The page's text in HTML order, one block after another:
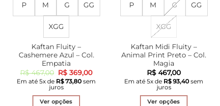
P M G GG
XGG
Kaftan Fluity –
Cashemere Azul – Col.
Empatia
R$467,00 O
preço
original
era:
R$ 467,00.
R$ 369,00O
preço
atual
Em até 5x de R$73,80 sem
juros
Ver opções
P M G GG
XGG
Kaftan Midi Fluity –
Animal Print Preto – Col.
Magia
R$ 467,00
Em até 5x de R$93,40 sem
juros
Ver opções